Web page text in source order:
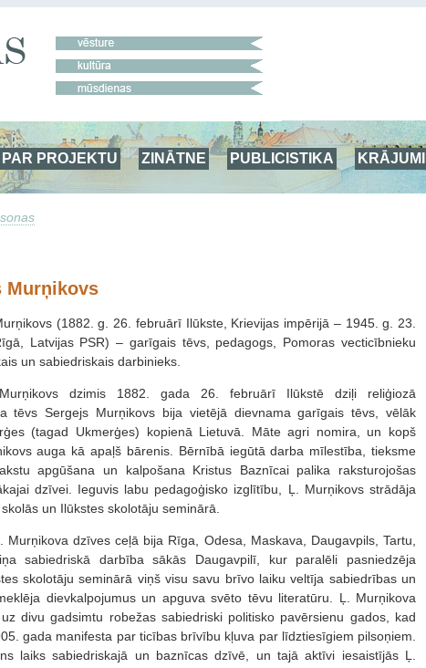
PAR PROJEKTU ZINĀTNE PUBLICISTIKA KRĀJUMI
Murņikovs
(1882. g. 26. februārī Ilūkste, Krievijas impērijā – 1945. g. 23.
Latvijas PSR) – garīgais tēvs, pedagogs, Pomoras vecticībnieku
un sabiedriskais darbinieks.
dzimis 1882. gada 26. februārī Ilūkstē dziļi reliģiozā
tēvs Sergejs Murņikovs bija vietējā dievnama garīgais tēvs, vēlāk
(tagad Ukmerģes) kopienā Lietuvā. Māte agri nomira, un kopš
auga kā apaļš bārenis. Bērnībā iegūtā darba mīlestība, tieksme
apgūšana un kalpošana Kristus Baznīcai palika raksturojošas
dzīvei. Ieguvis labu pedagoģisko izglītību, Ļ. Murņikovs strādāja
un Ilūkstes skolotāju seminārā.
dzīves ceļā bija Rīga, Odesa, Maskava, Daugavpils, Tartu,
sabiedriskā darbība sākās Daugavpilī, kur paralēli pasniedzēja
skolotāju seminārā viņš visu savu brīvo laiku veltīja sabiedrības un
dievkalpojumus un apguva svēto tēvu literatūru. Ļ. Murņikova
divu gadsimtu robežas sabiedriski politisko pavērsienu gados, kad
gada manifesta par ticības brīvību kļuva par līdztiesīgiem pilsoņiem.
laiks sabiedriskajā un baznīcas dzīvē, un tajā aktīvi iesaistījās Ļ.